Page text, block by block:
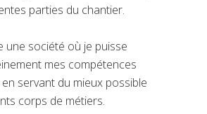
parties du chantier.
une société où je puisse
mes compétences
servant du mieux possible
corps de métiers.